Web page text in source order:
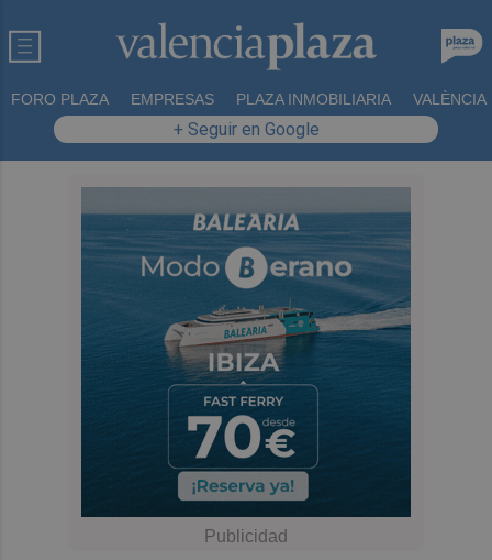
FORO PLAZA EMPRESAS PLAZA INMOBILIARIA VALÈNCIA
+ Seguir en Google